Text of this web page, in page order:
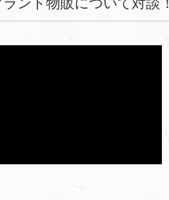
ンド物販について対談！